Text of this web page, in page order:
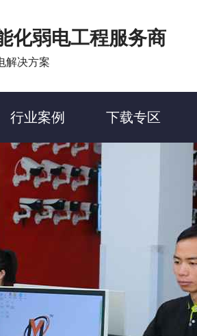
化弱电工程服务商
解决方案
行业案例 下载专区